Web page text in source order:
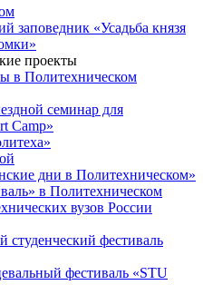
заповедник «Усадьба князя
проекты
в Политехническом
семинар для
Camp»
дни в Политехническом»
в Политехническом
вузов России
фестиваль
фестиваль «STU